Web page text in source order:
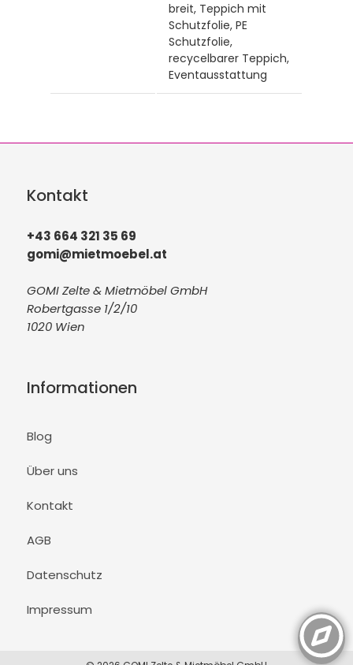
breit, Teppich mit
Schutzfolie, PE
Schutzfolie,
recycelbarer Teppich,
Eventausstattung
Kontakt
+43 664 321 35 69
gomi@mietmoebel.at
GOMI Zelte & Mietmöbel GmbH
Robertgasse 1/2/10
1020 Wien
Informationen
Blog
Über uns
Kontakt
AGB
Datenschutz
Impressum